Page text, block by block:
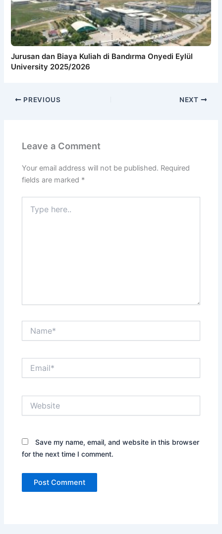
Jurusan dan Biaya Kuliah di Bandırma Onyedi Eylül
University 2025/2026
PREVIOUS NEXT
Leave a Comment
Your email address will not be published. Required
fields are marked *
here..
Save my name, email, and website in this browser
for the next time I comment.